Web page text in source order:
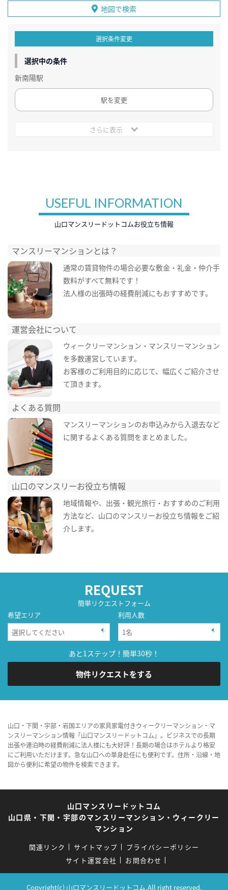
地図で検索
選択条件変更
選択中の条件
新南陽駅
駅を変更
さらに表示
USEFUL INFORMATION
山口マンスリードットコムお役立ち情報
マンスリーマンションとは？
通常の賃貸物件の場合必要な敷金・礼金・仲介手
数料がすべて無料です！
法人様の出張時の経費削減にもおすすめです。
運営会社について
ウィークリーマンション・マンスリーマンション
を多数運営しています。
お客様のご利用目的に応じて、幅広くご紹介させ
て頂きます。
よくある質問
マンスリーマンションのお申込みから入退去など
に関するよくある質問をまとめました。
山口のマンスリーお役立ち情報
地域情報や、出張・観光旅行・おすすめのご利用
方法など、山口のマンスリーお役立ち情報をご紹
介します。
REQUEST
簡単リクエストフォーム
希望エリア
利用人数
あと1ステップ！簡単30秒！
物件リクエストをする
山口・下関・宇部・岩国エリアの家具家電付きウィークリーマンション・マ
ンスリーマンション情報「山口マンスリードットコム」。ビジネスでの長期
出張や連泊時の経費削減に法人様にも大好評！長期の場合はホテルより格安
にご利用いただけます。急な山口への単身赴任にも便利です。住所・沿線・地
図から便利に希望の物件を検索できます。
山口マンスリードットコム
山口県・下関・宇部のマンスリーマンション・ウィークリー
マンション
関連リンク サイトマップ
プライバシーポリシー
サイト運営会社
お問合わせ
Copyright(c) 山口マンスリードットコム.All right reserved.